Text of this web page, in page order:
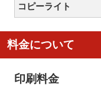
コピーライト
料金について
印刷料金